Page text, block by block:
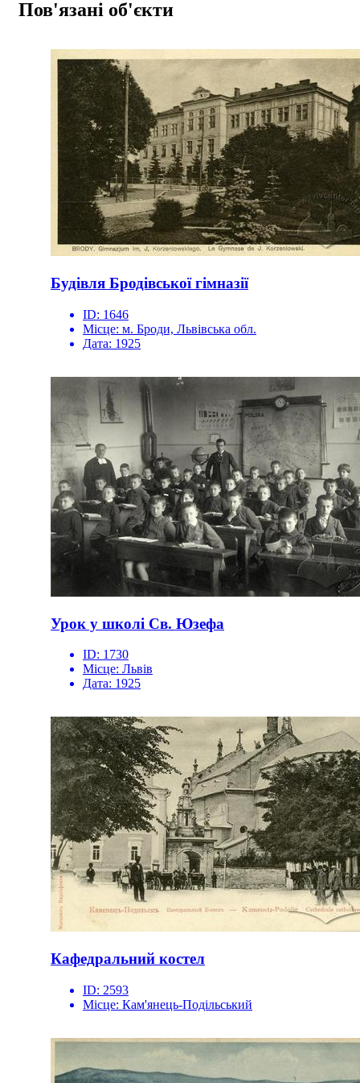
Пов'язані об'єкти
Будівля Бродівської гімназії
ID: 1646
Місце: м. Броди, Львівська обл.
Дата: 1925
Урок у школі Св. Юзефа
ID: 1730
Місце: Львів
Дата: 1925
Кафедральний костел
ID: 2593
Місце: Кам'янець-Подільський